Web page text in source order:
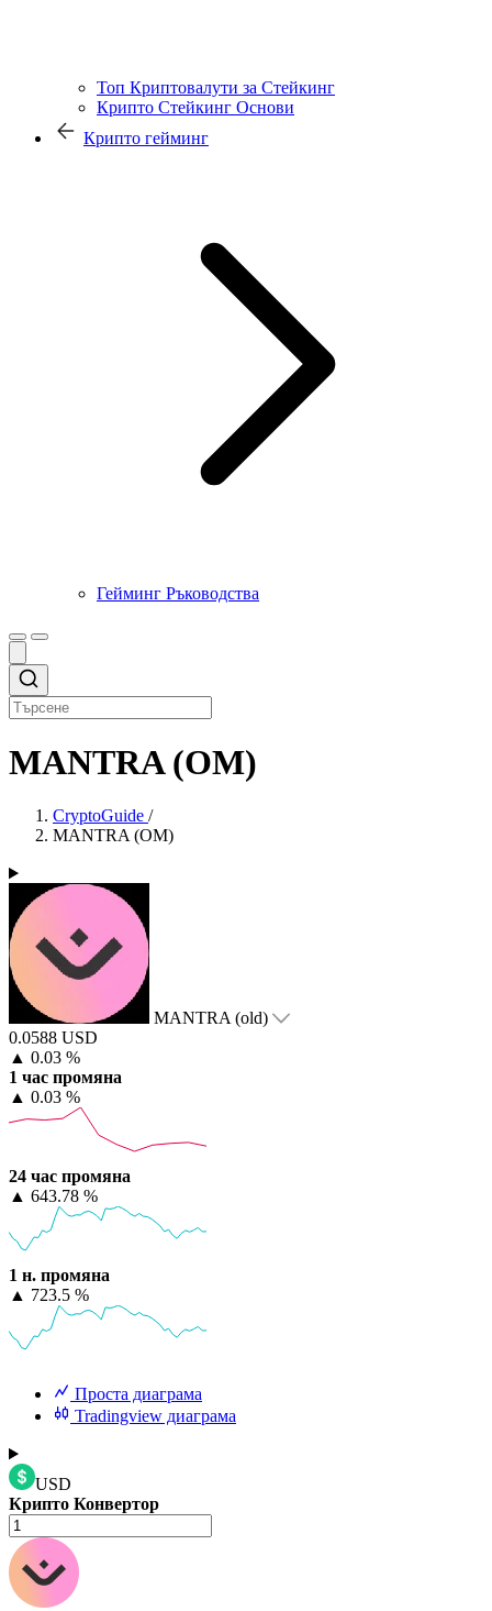
Топ Криптовалути за Стейкинг
Крипто Стейкинг Основи
Крипто гейминг
Гейминг Ръководства
MANTRA (OM)
CryptoGuide /
MANTRA (OM)
MANTRA (old)
0.0588 USD
▲ 0.03 %
1 час промяна
▲ 0.03 %
24 час промяна
▲ 643.78 %
1 н. промяна
▲ 723.5 %
Проста диаграма
Tradingview диаграма
USD
Крипто Конвертор